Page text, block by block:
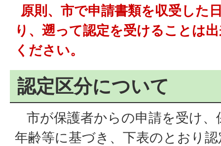
原則、市で申請書類を収受した
り、遡って認定を受けることは
ください。
認定区分について
市が保護者からの申請を受け、
年齢等に基づき、下表のとおり